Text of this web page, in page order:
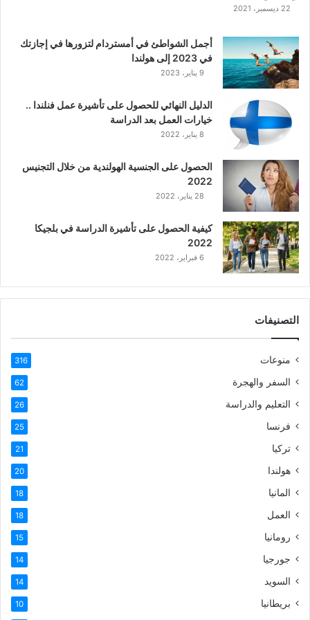
ا
س
ي
ك
ر
ب
ي
ة
22 ديسمبر، 2021
أجمل الشواطئ في أمستردام لتزورها في إجازتك
في 2023 إلى هولندا
9 يناير، 2023
الدليل النهائي للحصول على تأشيرة عمل فنلندا ..
خيارات العمل بعد الدراسة
8 يناير، 2022
الحصول على الجنسية الهولندية من خلال التجنيس
2022
28 يناير، 2022
كيفية الحصول على تأشيرة الدراسة في بلجيكا
2022
6 فبراير، 2022
التصنيفات
منوعات 316
السفر والهجرة 62
التعليم والدراسة 26
فرنسا 25
تركيا 21
هولندا 20
المانيا 18
العمل 18
رومانيا 15
جورجيا 14
السويد 14
بريطانيا 10